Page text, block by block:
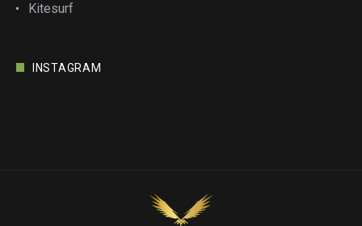
Kitesurf
INSTAGRAM